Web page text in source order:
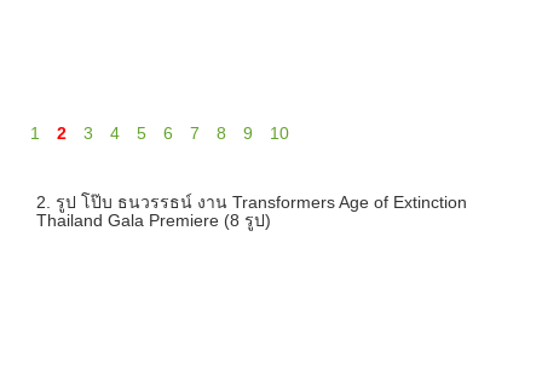
1 2 3 4 5 6 7 8 9 10
2. รูป โป๊บ ธนวรรธน์ งาน Transformers Age of Extinction
Thailand Gala Premiere (8 รูป)